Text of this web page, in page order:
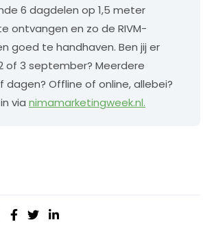
6 dagdelen op 1,5 meter
ontvangen en zo de RIVM-
goed te handhaven. Ben jij er
of 3 september? Meerdere
dagen? Offline of online, allebei?
via nimamarketingweek.nl.